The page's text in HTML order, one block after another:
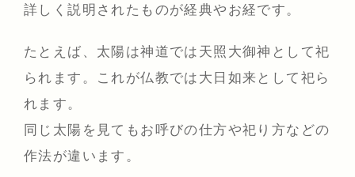
詳しく説明されたものが経典やお経です。
たとえば、太陽は神道では天照大御神として祀
られます。これが仏教では大日如来として祀ら
れます。
同じ太陽を見てもお呼びの仕方や祀り方などの
作法が違います。